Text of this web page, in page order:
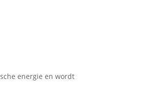
energie en wordt